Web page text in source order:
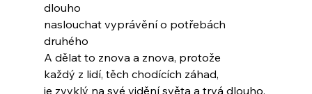
dlouho
naslouchat vyprávění o potřebách
druhého
A dělat to znova a znova, protože
každý z lidí, těch chodících záhad,
je zvyklý na své vidění světa a trvá dlouho,